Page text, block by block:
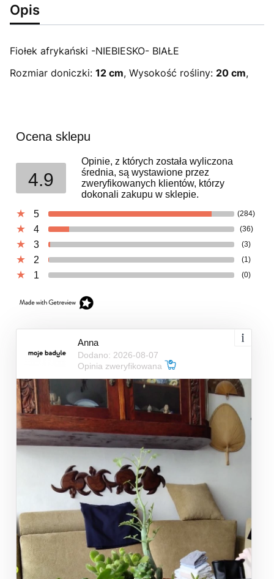
Opis
Fiołek afrykański -NIEBIESKO- BIAŁE
Rozmiar doniczki: 12 cm, Wysokość rośliny: 20 cm,
Ocena sklepu
4.9
Opinie, z których została wyliczona
średnia, są wystawione przez
zweryfikowanych klientów, którzy
dokonali zakupu w sklepie.
5
(284)
4 (36)
3 (3)
2 (1)
1 (0)
Anna
Dodano: 2026-08-07
Opinia zweryfikowana